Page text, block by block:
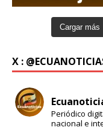
Cargar más
X :
Periódico
nacional e